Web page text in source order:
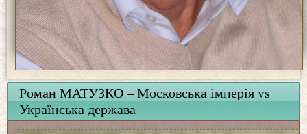
Роман МАТУЗКО – Московська імперія vs
Українська держава